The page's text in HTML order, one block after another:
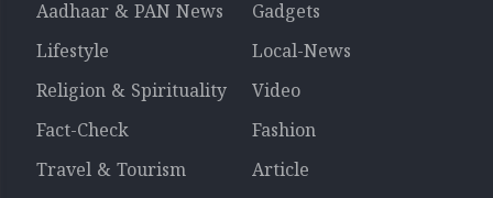
Aadhaar & PAN News
Gadgets
Lifestyle
Local-News
Religion & Spirituality
Video
Fact-Check
Fashion
Travel & Tourism
Article